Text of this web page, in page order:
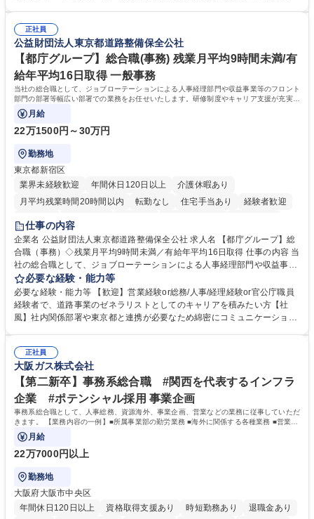
るので安心して入行いただけます。 幅広いキャリアの選択肢があり、公募
や社内副業等を活用し、 一人ひとりが挑戦できるカルチャーが浸透してい
ます。 学歴・資格 学歴：大学院 大学 高専 短大 専修学校 高校 語学力：
資格：
正社員
公益財団法人東京都道路整備保全公社
【都庁グループ】総合職(事務) 残業月平均9時間未満/有
給年平均16日取得 一般事務
当社の総合職として、ジョブローテーションによる人事経理部門や収益事業等のフロント
部門の部署等幅広い部署での業務をお任せいたします。研修制度やキャリア支援が充実し
ております！ ※下記業務詳細
月給
22万1500円～30万円
勤務地
東京都新宿区
業界未経験歓迎
年間休日120日以上
介護休暇あり
月平均残業時間20時間以内
転勤なし 住宅手当あり
経験者歓迎
研修あり
退職金あり
駅近5分以内
資格取得手当あり 食事補助あり
仕事の内容
企業名 公益財団法人東京都道路整備保全公社 求人名 【都庁グループ】総
合職（事務）◇残業月平均9時間未満／有給年平均16日取得 仕事の内容 当
社の総合職として、ジョブローテーションによる人事経理部門や収益事業
等のフロント部門の部署等幅広い部署での業務をお任せいたします。研修
制度やキャリア支援が充実しております！ ※下記業務詳細 【業務詳細】■
管理部門：広報、人事、経理など当公社の運営に係る管理業務 ■収益部
門：駐車場の新規開拓、管理運営、新宿駅西口広場の「イベントコーナ
道路施設や道路工事現場の見学ツアー事業 ※入社後は上記いずれかの部門
へ配属。※業務内容変更の範囲：会社の定める業務 募集職種 【都庁グル
ープ】総合職（事務）◇残業月平均9時間未満／有給年平均16日取得
必要な経験・能力等
必要な経験・能力等 【歓迎】営業経験or総務/人事/経理経験or官公庁職員
経験者で、道路事業のゼネラリストとしてのキャリアを積みたい方【社
風】社内関係部署や東京都と連携が必要なため綿密にコミュニケーション
部門など多岐に渡る業務を経験できます。 ■様々なプロジェクト：駐車場
事業の他、新宿駅西口広場内に設置された照明を兼ねた広告「ブライトサ
イン」の管理運営を行うなど、事業収益を生み出す活動を積極的に行って
います。 学歴・資格 学歴：大学院 大学 高専 短大 専修学校 高校 語学力：
資格：
正社員
大阪ガス株式会社
【第二新卒】事務系総合職 #関西を代表するインフラ
企業 #ポテンシャル採用 事業企画
事務系総合職として、人事総務、資源海外、事業企画、営業などの業務に従事していただ
きます。 【業務内容の一例】■所属事業部の勤労業務 ■海外に関係する各種業務 ■営業部
門の企画スタッフ、ルート営業
月給
22万7000円以上
勤務地
大阪府大阪市中央区
年間休日120日以上
資格取得支援あり 時短勤務あり
退職金あり